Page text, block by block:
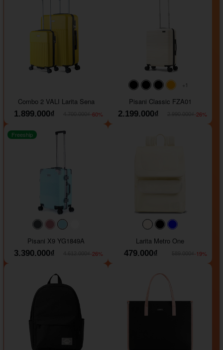
Combo 2 VALI Larita Sena
1.899.000₫
-60%
#000000#000000
#000000
#ffa500
+1
Pisani Classic FZA01
2.199.000₫
-26%
#40454a#b76e79
#9ad8e7
Freeship
Pisani X9 YG1849A
3.390.000₫
-26%
#faf0e6#000000
Larita Metro One
479.000₫
-19%